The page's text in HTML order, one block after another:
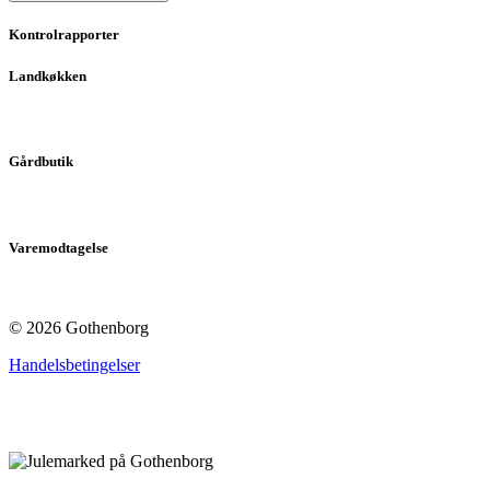
Kontrolrapporter
Landkøkken
Gårdbutik
Varemodtagelse
© 2026 Gothenborg
Handelsbetingelser